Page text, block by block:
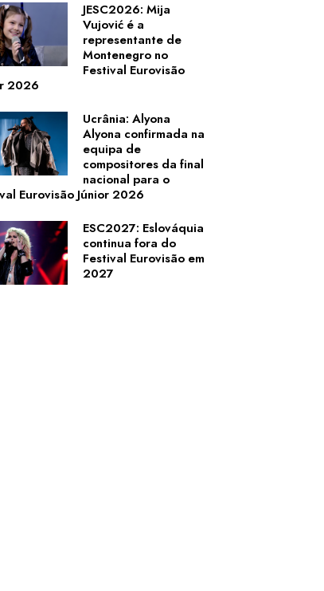
JESC2026: Mija
Vujović é a
representante de
Montenegro no
Festival Eurovisão
2026
Ucrânia: Alyona
Alyona confirmada na
equipa de
compositores da final
nacional para o
Eurovisão Júnior 2026
ESC2027: Eslováquia
continua fora do
Festival Eurovisão em
2027